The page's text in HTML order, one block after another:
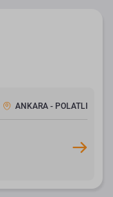
ANKARA - POLATLI